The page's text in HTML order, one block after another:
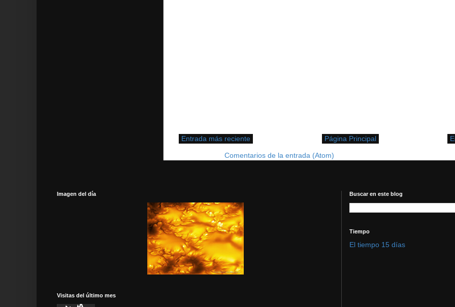
Entrada más reciente Página Principal
Comentarios de la entrada (Atom)
Imagen del día
Visitas del último mes
Buscar en este blog
Tiempo
El tiempo 15 días